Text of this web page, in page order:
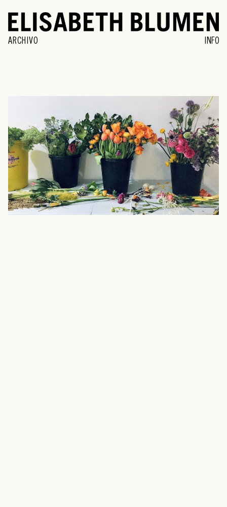
ARCHIVO INFO